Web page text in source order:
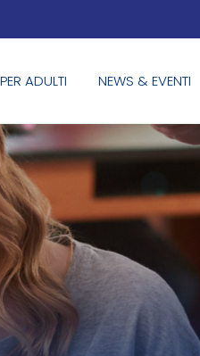
ADULTI NEWS & EVENTI